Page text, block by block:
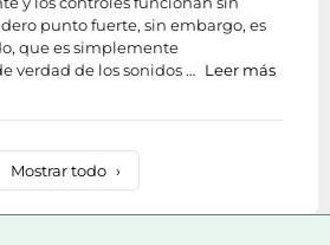
punto fuerte, sin embargo, es
que es simplemente
verdad de los sonidos … Leer más
Mostrar todo ›